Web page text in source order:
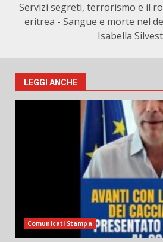
Servizi segreti, terrorismo e il
eritrea - Sangue e morte nel
Isabella
LEGGI ANCHE
Comunicati Stampa